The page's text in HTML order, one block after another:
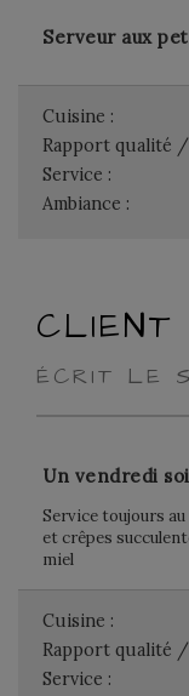
Serveur aux
Cuisine :
Rapport qualité
Service :
Ambiance :
CLIENT
ÉCRIT LE
Un vendredi
Service toujours
et crêpes
miel
Cuisine :
Rapport qualité
Service :